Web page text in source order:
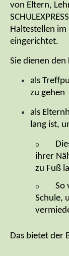
von Eltern,
Haltestellen im
eingerichtet.
Sie dienen den
als
zu gehen
als
lang ist,
o
ihrer
zu Fuß
o So
Schule,
Das bietet der